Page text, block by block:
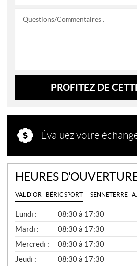
Questions/Commentaires :
PROFITEZ DE
Évaluez votre
HEURES
VAL D'OR - BÉRIC SPORT SENNETERRE -
G
É
N
É
R
A
L
Lundi :
08:30 à 17:30
Mardi :
08:30 à 17:30
Mercredi :
08:30 à 17:30
Jeudi :
08:30 à 17:30